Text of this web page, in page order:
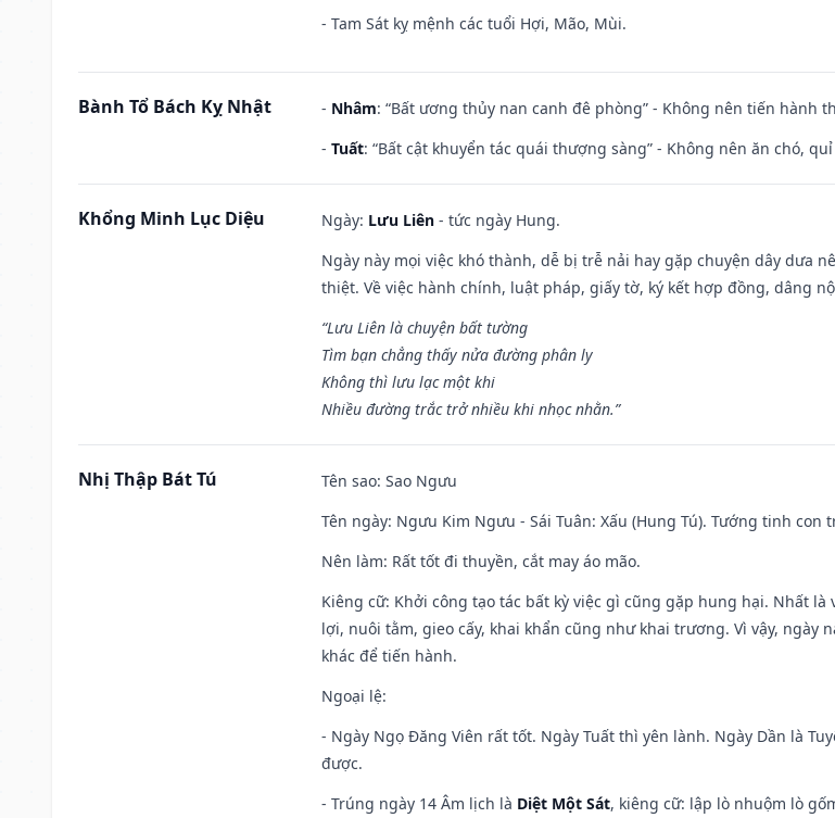
- Tam Sát kỵ mệnh các tuổi Hợi, Mão, Mùi.
Bành Tổ Bách Kỵ Nhật - Nhâm: “Bất ương thủy nan canh đê phòng” - Không nên tiến hành
- Tuất: “Bất cật khuyển tác quái thượng sàng” - Không nên ăn chó,
Khổng Minh Lục Diệu Ngày: Lưu Liên - tức ngày Hung.
Ngày này mọi việc khó thành, dễ bị trễ nải hay gặp chuyện dây dưa
thiệt. Về việc hành chính, luật pháp, giấy tờ, ký kết hợp đồng, dâng
“Lưu Liên là chuyện bất tường
Tìm bạn chẳng thấy nửa đường phân ly
Không thì lưu lạc một khi
Nhiều đường trắc trở nhiều khi nhọc nhằn.”
Nhị Thập Bát Tú Tên sao: Sao Ngưu
Tên ngày: Ngưu Kim Ngưu - Sái Tuân: Xấu (Hung Tú). Tướng tinh con
Nên làm: Rất tốt đi thuyền, cắt may áo mão.
Kiêng cữ: Khởi công tạo tác bất kỳ việc gì cũng gặp hung hại. Nhất
lợi, nuôi tằm, gieo cấy, khai khẩn cũng như khai trương. Vì vậy,
khác để tiến hành.
Ngoại lệ:
- Ngày Ngọ Đăng Viên rất tốt. Ngày Tuất thì yên lành. Ngày Dần là
được.
- Trúng ngày 14 Âm lịch là Diệt Một Sát, kiêng cữ: lập lò nhuộm lò